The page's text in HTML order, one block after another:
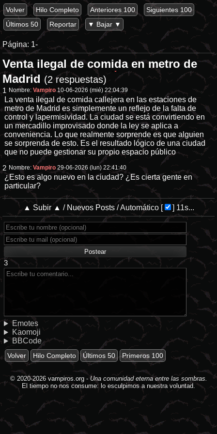
Volver Hilo Completo Anteriores 100
Siguientes 100
Últimos 50
Reportar ▼ Bajar ▼
Página: 1-
Venta ilegal de comida en metro de
Madrid (2 respuestas)
1 Nombre:Vampiro 10-06-2026 (mié) 22:04:39
La venta ilegal de comida callejera en las estaciones de
metro de Madrid es simplemente un reflejo de la falta de
control y lapermisividad. La ciudad se está convirtiendo en
un mercadillo improvisado donde la ley se aplica a
conveniencia. Lo que realmente sorprende es que alguien
se sorprenda de esto. Es el resultado lógico de una ciudad
que no puede gestionar su propio espacio público
2 Nombre:Vampiro 29-06-2026 (lun) 22:41:40
¿Esto es algo nuevo en la ciudad? ¿Es cierta gente en
particular?
▲ Subir ▲ / Nuevos Posts/Automático[ ] 11s...
3
Emotes
Kaomoji
BBCode
Volver Hilo Completo Últimos 50 Primeros 100
© 2020-2026 vampiros.org-Una comunidad eterna entre las sombras.
El tiempo no nos consume: lo esculpimos a nuestra voluntad.